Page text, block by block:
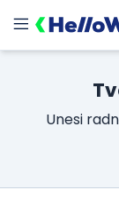
Unesi
/kompanije/